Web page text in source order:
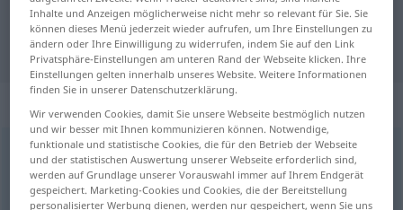
"Insolvenz" Tschechisch
Übersetzung
„Insolvenz“ : feminin
Insolvenzf <Insolvenz; -en>
Übersicht aller Übersetzungen
Inhalte und Anzeigen möglicherweise nicht mehr so relevant für Sie. Sie
können dieses Menü jederzeit wieder aufrufen, um Ihre Einstellungen zu
ändern oder Ihre Einwilligung zu widerrufen, indem Sie auf den Link
Privatsphäre-Einstellungen am unteren Rand der Webseite klicken. Ihre
Einstellungen gelten innerhalb unseres Website. Weitere Informationen
finden Sie in unserer Datenschutzerklärung.
Wir verwenden Cookies, damit Sie unsere Webseite bestmöglich nutzen
und wir besser mit Ihnen kommunizieren können. Notwendige,
funktionale und statistische Cookies, die für den Betrieb der Webseite
und der statistischen Auswertung unserer Webseite erforderlich sind,
werden auf Grundlage unserer Vorauswahl immer auf Ihrem Endgerät
gespeichert. Marketing-Cookies und Cookies, die der Bereitstellung
personalisierter Werbung dienen, werden nur gespeichert, wenn Sie uns